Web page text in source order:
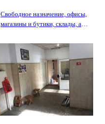
Свободное назначение, офисы,
магазины и бутики, склады, азс,
салоны красоты, бани,
гостиницы и зоны отдыха,
развлечения · 71.2 м² · мкр
Таугуль-2, ул Навои 134 —
Навои-Токтабаева